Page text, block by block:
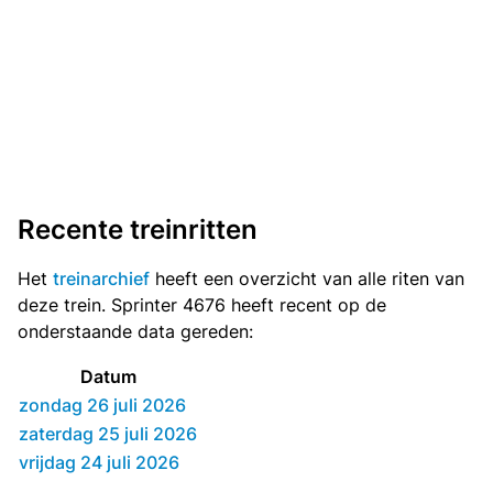
Recente treinritten
Het treinarchief heeft een overzicht van alle riten van
deze trein. Sprinter 4676 heeft recent op de
onderstaande data gereden:
Datum
zondag 26 juli 2026
zaterdag 25 juli 2026
vrijdag 24 juli 2026